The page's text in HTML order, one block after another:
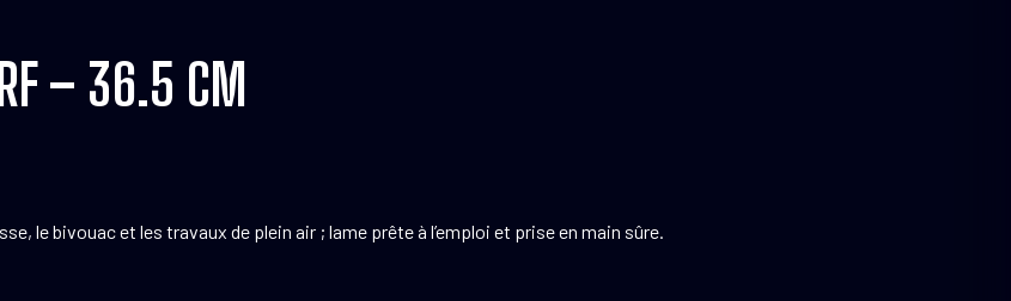
– 36.5 CM
le bivouac et les travaux de plein air ; lame prête à l’emploi et prise en main sûre.